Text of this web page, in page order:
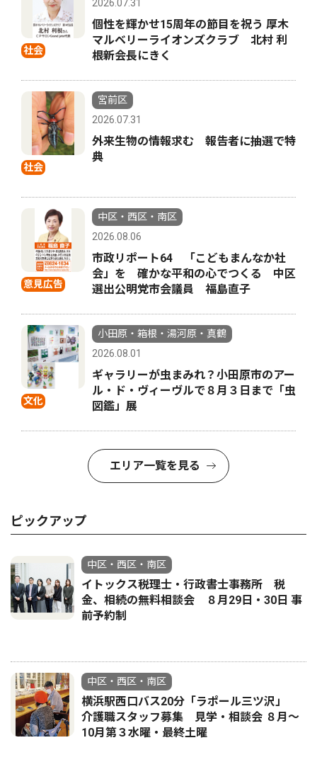
社会
2026.07.31
個性を輝かせ15周年の節目を祝う 厚木
マルベリーライオンズクラブ 北村 利
根新会長にきく
社会
宮前区
2026.07.31
外来生物の情報求む 報告者に抽選で特
典
意見広告
中区・西区・南区
2026.08.06
市政リポート64 「こどもまんなか社
会」を 確かな平和の心でつくる 中区
選出公明党市会議員 福島直子
文化
小田原・箱根・湯河原・真鶴
2026.08.01
ギャラリーが虫まみれ？小田原市のアー
ル・ド・ヴィーヴルで８月３日まで「虫
図鑑」展
エリア一覧を見る
ピックアップ
中区・西区・南区
イトックス税理士・行政書士事務所 税
金、相続の無料相談会 ８月29日・30日 事
前予約制
中区・西区・南区
横浜駅西口バス20分「ラポール三ツ沢」
介護職スタッフ募集 見学・相談会 ８月〜
10月第３水曜・最終土曜